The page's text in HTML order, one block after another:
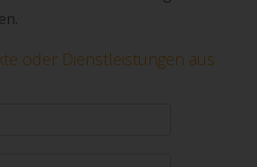
oder Dienstleistungen aus